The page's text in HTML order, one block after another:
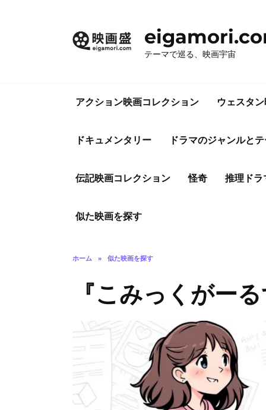
テーマで巡る、映画宇宙
アクション映画コレクション ウェスタ
ドキュメンタリー ドラマのジャンルと
伝記映画コレクション 怪奇 推理ドラ
似た映画を探す
ホーム » 似た映画を探す
『こみっくがー